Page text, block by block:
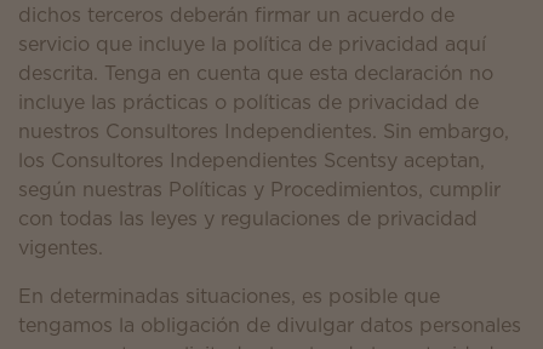
dichos terceros deberán firmar un acuerdo de
servicio que incluye la política de privacidad aquí
descrita. Tenga en cuenta que esta declaración no
incluye las prácticas o políticas de privacidad de
nuestros Consultores Independientes. Sin embargo,
los Consultores Independientes Scentsy aceptan,
según nuestras Políticas y Procedimientos, cumplir
con todas las leyes y regulaciones de privacidad
vigentes.
En determinadas situaciones, es posible que
tengamos la obligación de divulgar datos personales